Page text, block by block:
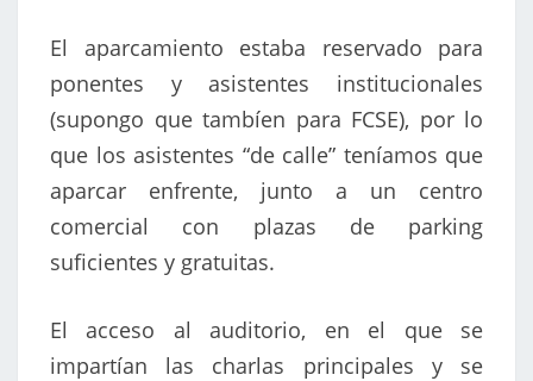
El aparcamiento estaba reservado para
ponentes y asistentes institucionales
(supongo que tambíen para FCSE), por lo
que los asistentes “de calle” teníamos que
aparcar enfrente, junto a un centro
comercial con plazas de parking
suficientes y gratuitas.
El acceso al auditorio, en el que se
impartían las charlas principales y se